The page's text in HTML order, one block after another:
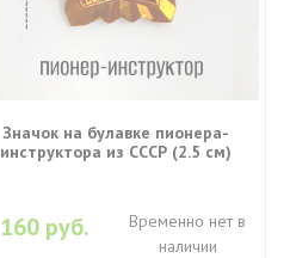
Значок на булавке пионера-
инструктора из СССР (2.5 см)
160 руб.
Временно нет в
наличии